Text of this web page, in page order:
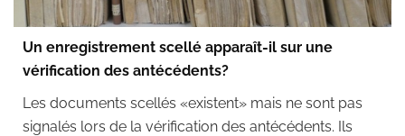
Un enregistrement scellé apparaît-il sur une
vérification des antécédents?
Les documents scellés «existent» mais ne sont pas
signalés lors de la vérification des antécédents. Ils